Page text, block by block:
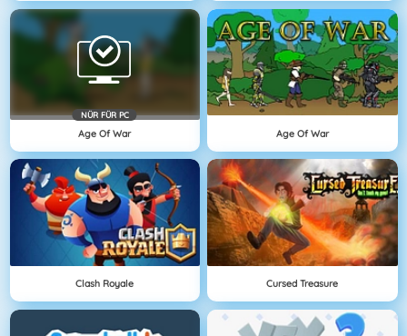
NÜR FÜR PC
Age Of War Age Of War
Clash Royale Cursed Treasure